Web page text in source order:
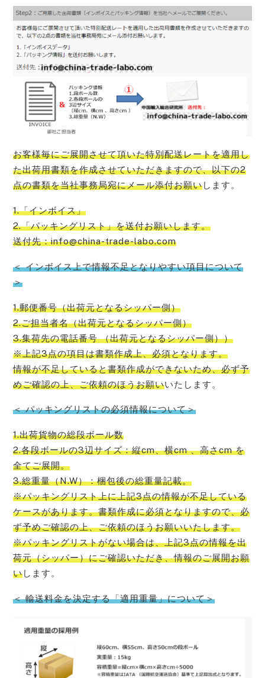
お客様毎にご展開させて頂いた特別配送レートを適用し
た出荷用書類を作成させていただきますので、以下の2
点の書類を当社事務局宛にメール添付お願いします。
1.「インボイス」
2.「パッキングリスト」を送付お願いします。
送付先：info@china-trade-labo.com
＜ インボイス上で情報不足となりやすい項目について
＞
1.郵便番号（出荷元となるシッパー側）
2.ご担当者名（出荷元となるシッパー側）
3.集荷先の電話番号 （出荷元となるシッパー側））
※上記3点の項目は書類作成上、必須となります。
情報が不足していると書類作成ができないため、必ず予
めご確認の上、ご依頼のほうお願いいたします。
＜ パッキングリストの必須情報について＞
1.出荷貨物の総段ボール数
2.各段ボールの3辺サイズ：縦cm、横cm 、高さcm を
全てご展開。
3.総重量（N.W）：梱包後の総重量記載。
※パッキングリスト上に上記3点の情報が不足している
ケースがあります。書類作成に必須となりますので、必
ず予めご確認の上、ご依頼のほうお願いいたします。
※パッキングリストがない場合は、上記3点の情報を出
荷元（シッパー）にご確認いただき、情報のご展開お願
いします。
＜ 輸送料金を決定する「適用重量」について＞